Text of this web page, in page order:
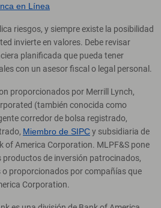
en Línea
riesgos, y siempre existe la posibilidad
invierte en valores. Debe revisar
planificada que pueda tener
con un asesor fiscal o legal personal.
proporcionados por Merrill Lynch,
(también conocida como
corredor de bolsa registrado,
Miembro de SIPCy subsidiaria de
of America Corporation. MLPF&S pone
de inversión patrocinados,
proporcionados por compañías que
Corporation.